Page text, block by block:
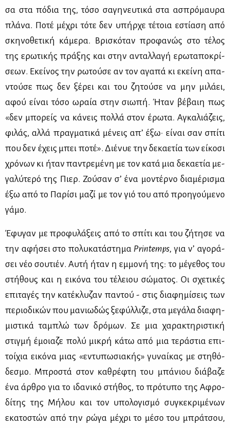
σα στα πό­δια της, τό­σο σα­γη­νευ­τι­κά στα ασπρό­μαυ­ρα
πλά­να. Πο­τέ μέ­χρι τό­τε δεν υπήρ­χε τέ­τοια εστί­α­ση από
σκη­νο­θε­τι­κή κά­με­ρα. Βρι­σκό­ταν προ­φα­νώς στο τέ­λος
της ερω­τι­κής πρά­ξης και στην ανταλ­λα­γή ερω­τα­πο­κρί­
σε­ων. Εκεί­νος την ρω­τού­σε αν τον αγα­πά κι εκεί­νη απα­
ντού­σε πως δεν ξέ­ρει και του ζη­τού­σε να μην μι­λά­ει,
αφού εί­ναι τό­σο ωραία στην σιω­πή. Ήταν βέ­βαιη πως
«δεν μπο­ρείς να κά­νεις πολ­λά στον έρω­τα. Αγκα­λιά­ζεις,
φι­λάς, αλ­λά πραγ­μα­τι­κά μέ­νεις απ’ έξω· εί­ναι σαν σπί­τι
που δεν έχεις μπει πο­τέ». Διέ­νυε την δε­κα­ε­τία των εί­κο­σι
χρό­νων κι ήταν πα­ντρε­μέ­νη με τον κα­τά μια δε­κα­ε­τία με­
γα­λύ­τε­ρό της Πιερ. Ζού­σαν σ’ ένα μο­ντέρ­νο δια­μέ­ρι­σμα
έξω από το Πα­ρί­σι μα­ζί με τον γιό του από προη­γού­με­νο
γά­μο.
Έφυ­γαν με προ­φυ­λά­ξεις από το σπί­τι και του ζή­τη­σε να
την αφή­σει στο πο­λυ­κα­τά­στη­μα Printemps, για ν’ αγο­ρά­
σει νέο σου­τιέν. Αυ­τή ήταν η εμ­μο­νή της: το μέ­γε­θος του
στή­θους και η ει­κό­να του τέ­λειου σώ­μα­τος. Οι σχε­τι­κές
επι­τα­γές την κα­τέ­κλυ­ζαν πα­ντού - στις δια­φη­μί­σεις των
πε­ριο­δι­κών που μα­νιω­δώς ξε­φύλ­λι­ζε, στα με­γά­λα δια­φη­
μι­στι­κά τα­μπλώ των δρό­μων. Σε μια χα­ρα­κτη­ρι­στι­κή
στιγ­μή έμοια­ζε πο­λύ μι­κρή κά­τω από μια τε­ρά­στια επι­
τοί­χια ει­κό­να μιας «εντυ­πω­σια­κής» γυ­ναί­κας με στη­θό­
δε­σμο. Μπρο­στά στον κα­θρέ­φτη του μπά­νιου διά­βα­ζε
ένα άρ­θρο για το ιδα­νι­κό στή­θος, το πρό­τυ­πο της Αφρο­
δί­της της Μή­λου και τον υπο­λο­γι­σμό συ­γκε­κρι­μέ­νων
εκα­το­στών από την ρώ­γα μέ­χρι το μέ­σο του μπρά­τσου,